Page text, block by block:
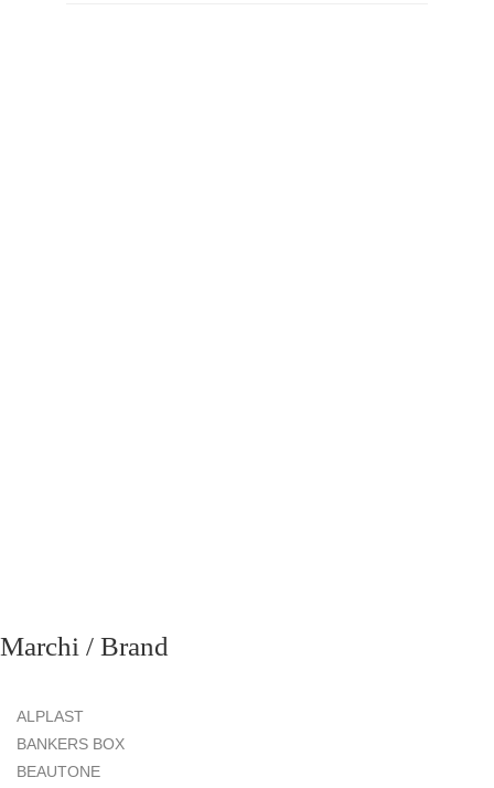
Marchi / Brand
ALPLAST
BANKERS BOX
BEAUTONE